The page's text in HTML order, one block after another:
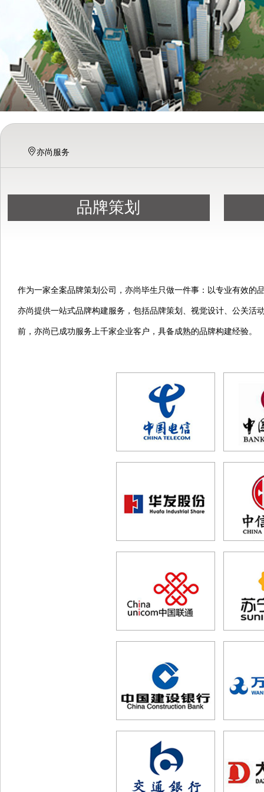
亦尚服务
品牌策划
作为一家全案品牌策划公司，亦尚毕生只做一件事：以专业有效的
亦尚提供一站式品牌构建服务，包括品牌策划、视觉设计、公关
前，亦尚已成功服务上千家企业客户，具备成熟的品牌构建经验。